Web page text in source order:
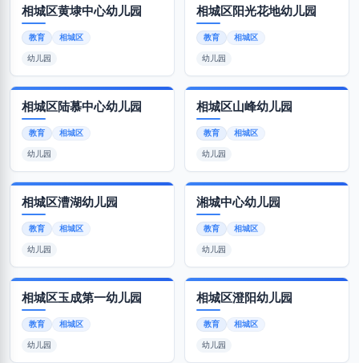
相城区黄埭中心幼儿园
教育 相城区
幼儿园
相城区阳光花地幼儿园
教育 相城区
幼儿园
相城区陆慕中心幼儿园
教育 相城区
幼儿园
相城区山峰幼儿园
教育 相城区
幼儿园
相城区漕湖幼儿园
教育 相城区
幼儿园
湘城中心幼儿园
教育 相城区
幼儿园
相城区玉成第一幼儿园
教育 相城区
幼儿园
相城区澄阳幼儿园
教育 相城区
幼儿园